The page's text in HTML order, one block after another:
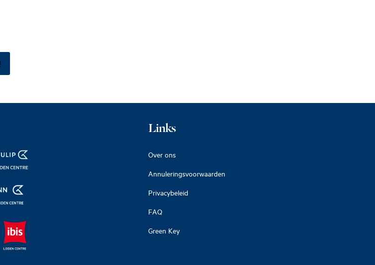
Links
Over ons
Annuleringsvoorwaarden
Privacybeleid
FAQ
Green Key